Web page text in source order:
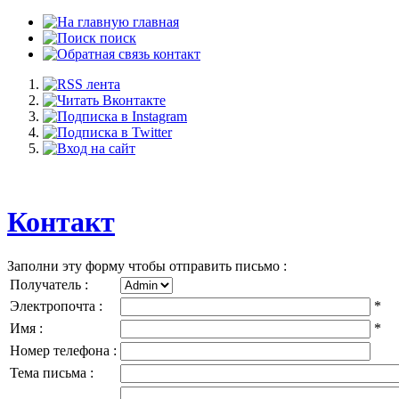
главная
поиск
контакт
Контакт
Заполни эту форму чтобы отправить письмо :
Получатель :
Электропочта :
*
Имя :
*
Номер телефона :
Тема письма :